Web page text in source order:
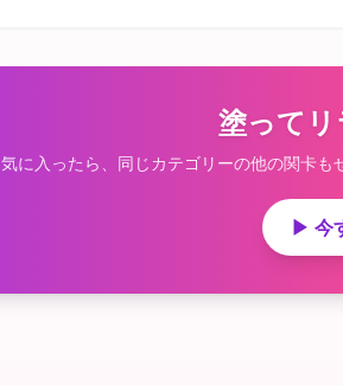
塗ってリ
気に入ったら、同じカテゴリーの他の関卡も
▶ 今